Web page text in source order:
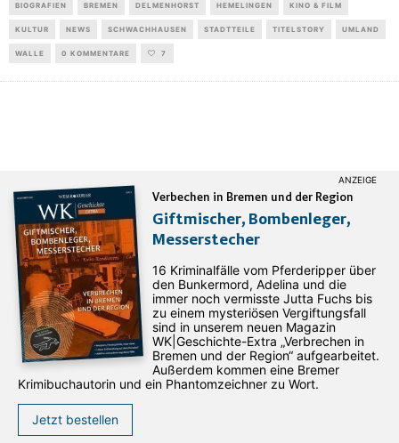
BIOGRAFIEN BREMEN DELMENHORST HEMELINGEN KINO & FILM
KULTUR NEWS SCHWACHHAUSEN STADTTEILE TITELSTORY UMLAND
WALLE 0 KOMMENTARE 7
Verbechen in Bremen und der Region
Giftmischer, Bombenleger,
Messerstecher
16 Kriminalfälle vom Pferderipper über
den Bunkermord, Adelina und die
immer noch vermisste Jutta Fuchs bis
zu einem mysteriösen Vergiftungsfall
sind in unserem neuen Magazin
WK|Geschichte-Extra „Verbrechen in
Bremen und der Region“ aufgearbeitet.
Außerdem kommen eine Bremer
Krimibuchautorin und ein Phantomzeichner zu Wort.
Jetzt bestellen